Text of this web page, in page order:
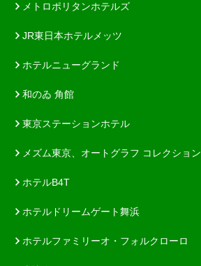
メトロポリタンホテルズ
JR東日本ホテルメッツ
ホテルニューグランド
和のゐ 角館
東京ステーションホテル
メズム東京、オートグラフ コレクション
ホテルB4T
ホテルドリームゲート舞浜
ホテルファミリーオ・フォルクローロ